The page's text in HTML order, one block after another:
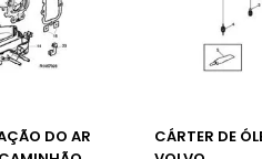
DO AR
CÁRTER DE